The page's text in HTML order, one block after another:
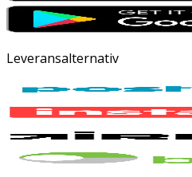
Leveransalternativ